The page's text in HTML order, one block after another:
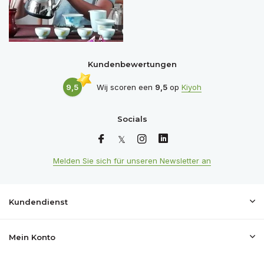
Kundenbewertungen
9,5 Wij scoren een 9,5op Kiyoh
Socials
Melden Sie sich für unseren Newsletter an
Kundendienst
Mein Konto